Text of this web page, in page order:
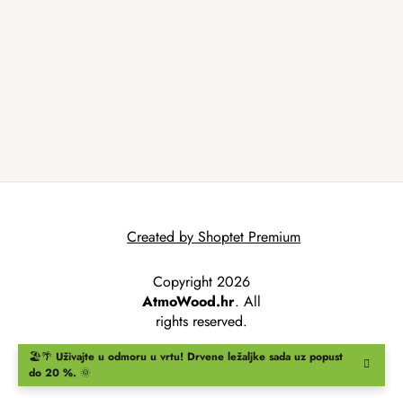
🏖️🌴 Uživajte u odmoru u vrtu! Drvene ležaljke sada uz popust
do 20 %. 🌞
Created by Shoptet Premium
Copyright 2026
AtmoWood.hr. All
rights reserved.